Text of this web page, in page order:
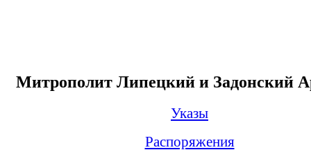
Митрополит Липецкий и Задонский
Указы
Распоряжения